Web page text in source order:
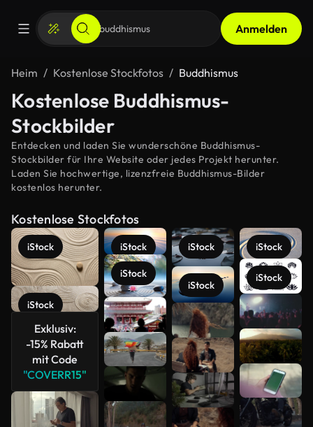
Anmelden
Heim Kostenlose Stockfotos Buddhismus
Kostenlose Buddhismus-
Stockbilder
Entdecken und laden Sie wunderschöne Buddhismus-
Stockbilder für Ihre Website oder jedes Projekt herunter.
Laden Sie hochwertige, lizenzfreie Buddhismus-Bilder
kostenlos herunter.
Kostenlose Stockfotos
iStock
iStock
Exklusiv:
-15% Rabatt
mit Code
"COVERR15"
iStock
iStock
iStock
iStock
iStock
iStock
Mehr
anzeigen